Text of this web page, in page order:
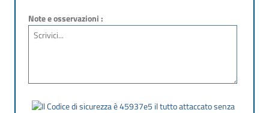
Note e osservazioni :